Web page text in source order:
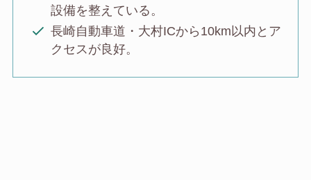
設備を整えている。
長崎自動車道・大村ICから10km以内とア
クセスが良好。